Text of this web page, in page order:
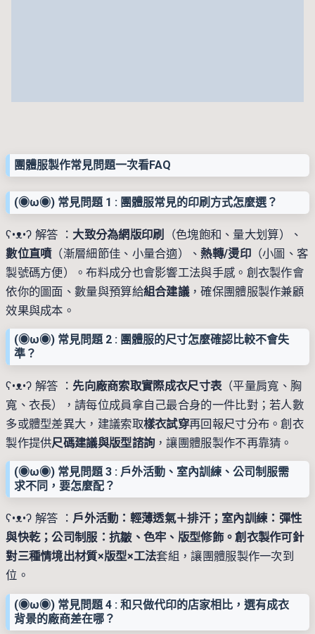
團體服製作常見問題一次看FAQ
(◉ω◉) 常見問題 1 : 團體服常見的印刷方式怎麼選？
ʕ•ᴥ•ʔ 解答 ： 大致分為網版印刷
（色塊飽和、量大划算）、
數位直噴（漸層細節佳、小量合適）、熱轉/燙印（小圖、客
製號碼方便）。布料成分也會影響工法與手感。創衣製作會
依你的圖面、數量與預算給組合建議，確保團體服製作兼顧
效果與成本。
(◉ω◉) 常見問題 2 : 團體服的尺寸怎麼確認比較不會失
準？
ʕ•ᴥ•ʔ 解答 ： 先向廠商索取實際成衣尺寸表（平量肩寬、胸
寬、衣長），請每位成員拿自己最合身的一件比對；若人數
多或體型差異大，建議索取樣衣試穿再回報尺寸分布。創衣
製作提供尺碼建議與版型諮詢 ，讓團體服製作不再靠猜。
(◉ω◉) 常見問題 3 : 戶外活動、室內訓練、公司制服需
求不同，要怎麼配？
ʕ•ᴥ•ʔ 解答 ： 戶外活動：輕薄透氣＋排汗；室內訓練：彈性
與快乾；公司制服：抗皺、色牢、版型修飾。創衣製作可針
對三種情境出材質×版型×工法套組，讓團體服製作一次到
位。
(◉ω◉) 常見問題 4 : 和只做代印的店家相比，選有成衣
背景的廠商差在哪？